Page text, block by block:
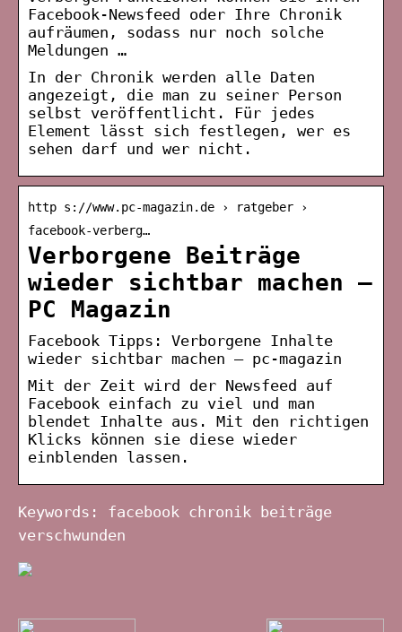
Facebook-Newsfeed oder Ihre Chronik
aufräumen, sodass nur noch solche
Meldungen …
In der Chronik werden alle Daten
angezeigt, die man zu seiner Person
selbst veröffentlicht. Für jedes
Element lässt sich festlegen, wer es
sehen darf und wer nicht.
http s://www.pc-magazin.de › ratgeber ›
facebook-verberg…
Verborgene Beiträge
wieder sichtbar machen –
PC Magazin
Facebook Tipps: Verborgene Inhalte
wieder sichtbar machen – pc-magazin
Mit der Zeit wird der Newsfeed auf
Facebook einfach zu viel und man
blendet Inhalte aus. Mit den richtigen
Klicks können sie diese wieder
einblenden lassen.
Keywords: facebook chronik beiträge
verschwunden